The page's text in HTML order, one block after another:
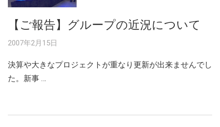
【ご報告】グループの近況について
2007年2月15日
決算や大きなプロジェクトが重なり更新が出来ませんでし
た。新事 …